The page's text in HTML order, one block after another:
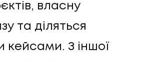
власну
та діляться
кейсами. З іншої